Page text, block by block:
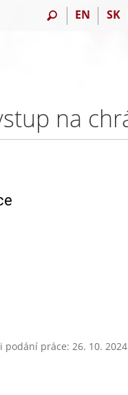
EN SK
práce: 26. 10. 2024